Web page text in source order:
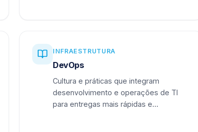
INFRAESTRUTURA
DevOps
Cultura e práticas que integram
desenvolvimento e operações de TI
para entregas mais rápidas e